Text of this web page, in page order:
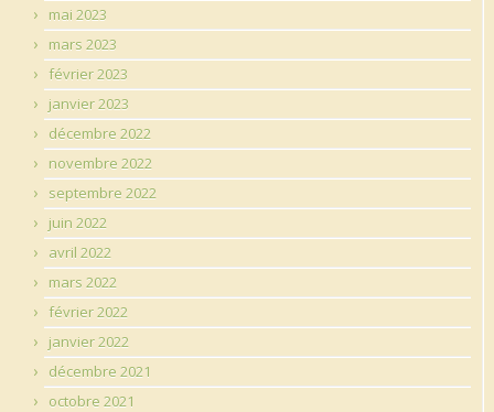
mai 2023
mars 2023
février 2023
janvier 2023
décembre 2022
novembre 2022
septembre 2022
juin 2022
avril 2022
mars 2022
février 2022
janvier 2022
décembre 2021
octobre 2021